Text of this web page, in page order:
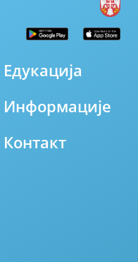
Едукација
Информације
Контакт